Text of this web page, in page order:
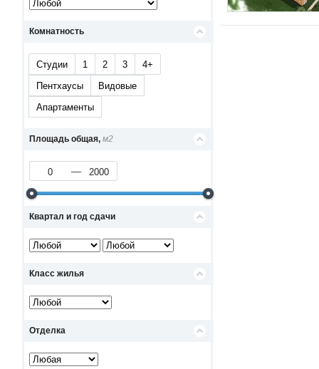
Комнатность
Студии 1 2 3
4+
Пентхаусы
Видовые
Апартаменты
Площадь общая, м2
Квартал и год сдачи
Класс жилья
Отделка